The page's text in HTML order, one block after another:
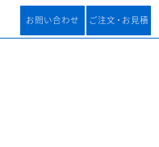
お問い合わせ ご注文 ・ お見積